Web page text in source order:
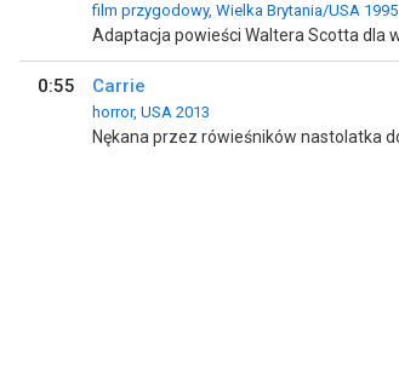
film przygodowy, Wielka Brytania/USA 1995
Adaptacja powieści Waltera Scotta dla
0:55 Carrie
horror, USA 2013
Nękana przez rówieśników nastolatka